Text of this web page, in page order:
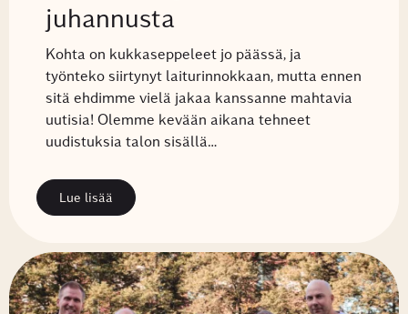
juhannusta
Kohta on kukkaseppeleet jo päässä, ja
työnteko siirtynyt laiturinnokkaan, mutta ennen
sitä ehdimme vielä jakaa kanssanne mahtavia
uutisia! Olemme kevään aikana tehneet
uudistuksia talon sisällä…
Lue lisää